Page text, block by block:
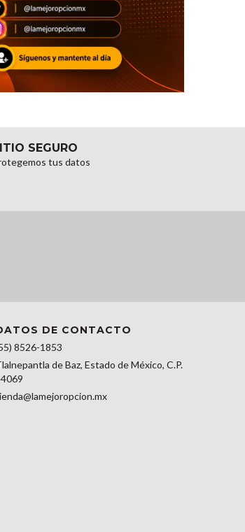
SEGURO
tus datos
DE CONTACTO
8526-1853
de Baz, Estado de México, C.P.